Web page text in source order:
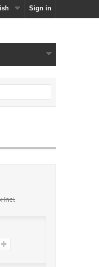
Sign in
incl.